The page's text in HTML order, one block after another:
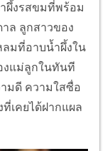
ผึ้งรสขมที่พร้อม
ล ลูกสาวของ
มที่อาบน้ำผึ้งใน
งแม่ลูกในทันที
มดี ความใสซื่อ
เคยได้ฝากแผล